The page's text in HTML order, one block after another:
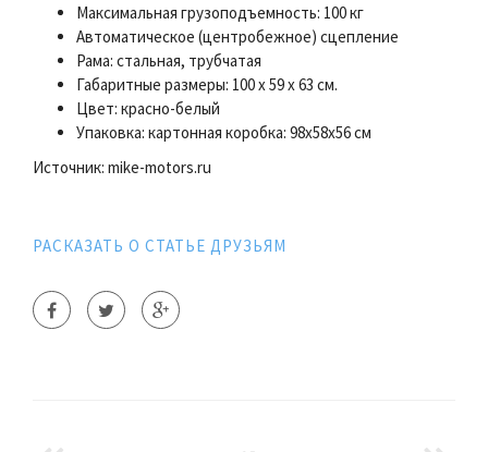
Максимальная грузоподъемность: 100 кг
Автоматическое (центробежное) сцепление
Рама: стальная, трубчатая
Габаритные размеры: 100 х 59 х 63 см.
Цвет: красно-белый
Упаковка: картонная коробка: 98x58x56 см
Источник: mike-motors.ru
РАСКАЗАТЬ О СТАТЬЕ ДРУЗЬЯМ